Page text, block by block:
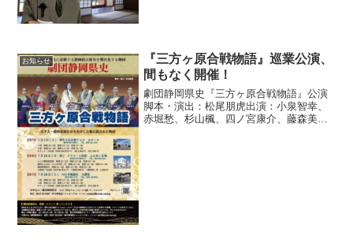
お知らせ
『三方ヶ原合戦物語』巡業公演、
間もなく開催！
劇団静岡県史『三方ヶ原合戦物語』公演
脚本・演出：松尾朋虎出演：小泉智幸、
赤堀愁、杉山楓、四ノ宮康介、藤森美